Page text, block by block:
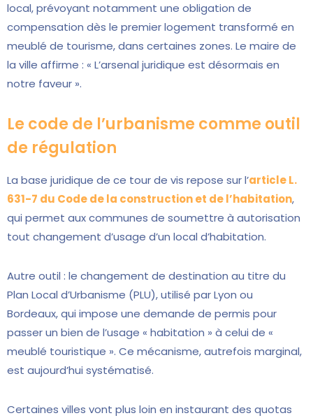
local, prévoyant notamment une obligation de
compensation dès le premier logement transformé en
meublé de tourisme, dans certaines zones. Le maire de
la ville affirme : « L’arsenal juridique est désormais en
notre faveur ».
Le code de l’urbanisme comme outil
de régulation
La base juridique de ce tour de vis repose sur l’article L.
631-7 du Code de la construction et de l’habitation,
qui permet aux communes de soumettre à autorisation
tout changement d’usage d’un local d’habitation.
Autre outil : le changement de destination au titre du
Plan Local d’Urbanisme (PLU), utilisé par Lyon ou
Bordeaux, qui impose une demande de permis pour
passer un bien de l’usage « habitation » à celui de «
meublé touristique ». Ce mécanisme, autrefois marginal,
est aujourd’hui systématisé.
Certaines villes vont plus loin en instaurant des quotas